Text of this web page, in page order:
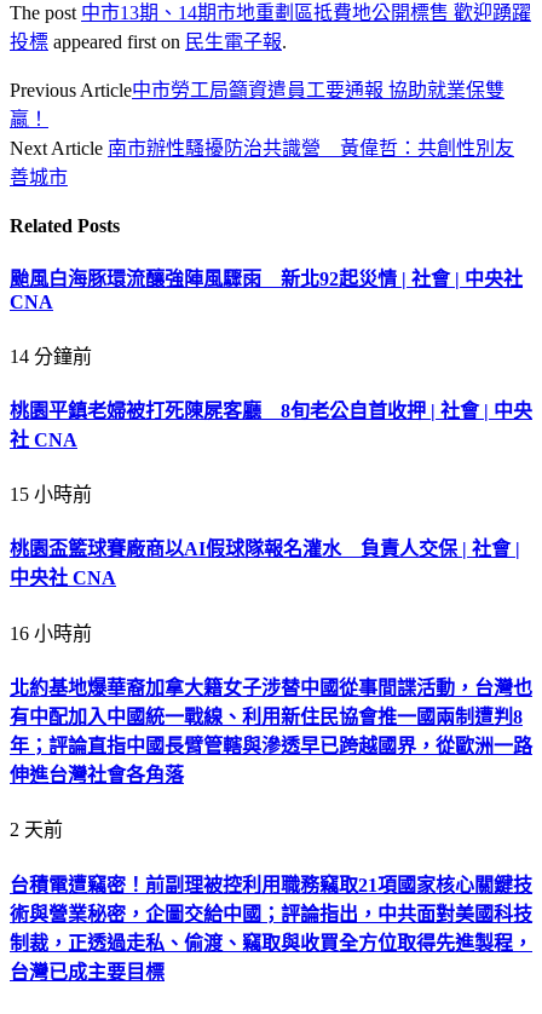
The post 中市13期、14期市地重劃區抵費地公開標售 歡迎踴躍
投標 appeared first on 民生電子報.
Previous Article中市勞工局籲資遣員工要通報 協助就業保雙
贏！
Next Article 南市辦性騷擾防治共識營 黃偉哲：共創性別友
善城市
Related Posts
颱風白海豚環流釀強陣風驟雨 新北92起災情 | 社會 | 中央社
CNA
14 分鐘前
桃園平鎮老婦被打死陳屍客廳 8旬老公自首收押 | 社會 | 中央
社 CNA
15 小時前
桃園盃籃球賽廠商以AI假球隊報名灌水 負責人交保 | 社會 |
中央社 CNA
16 小時前
北約基地爆華裔加拿大籍女子涉替中國從事間諜活動，台灣也
有中配加入中國統一戰線、利用新住民協會推一國兩制遭判8
年；評論直指中國長臂管轄與滲透早已跨越國界，從歐洲一路
伸進台灣社會各角落
2 天前
台積電遭竊密！前副理被控利用職務竊取21項國家核心關鍵技
術與營業秘密，企圖交給中國；評論指出，中共面對美國科技
制裁，正透過走私、偷渡、竊取與收買全方位取得先進製程，
台灣已成主要目標